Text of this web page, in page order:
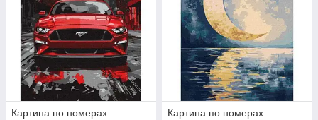
Картина по номерах
Картина по номерах